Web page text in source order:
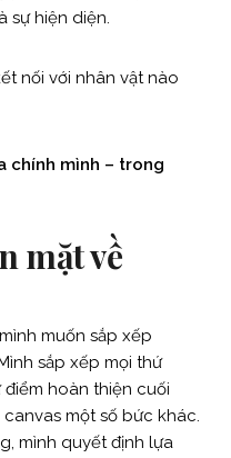
sự hiện diện.
nối với nhân vật nào
chính mình – trong
mặt về
muốn sắp xếp
sắp xếp mọi thứ
hoàn thiện cuối
một số bức khác.
mình quyết định lựa